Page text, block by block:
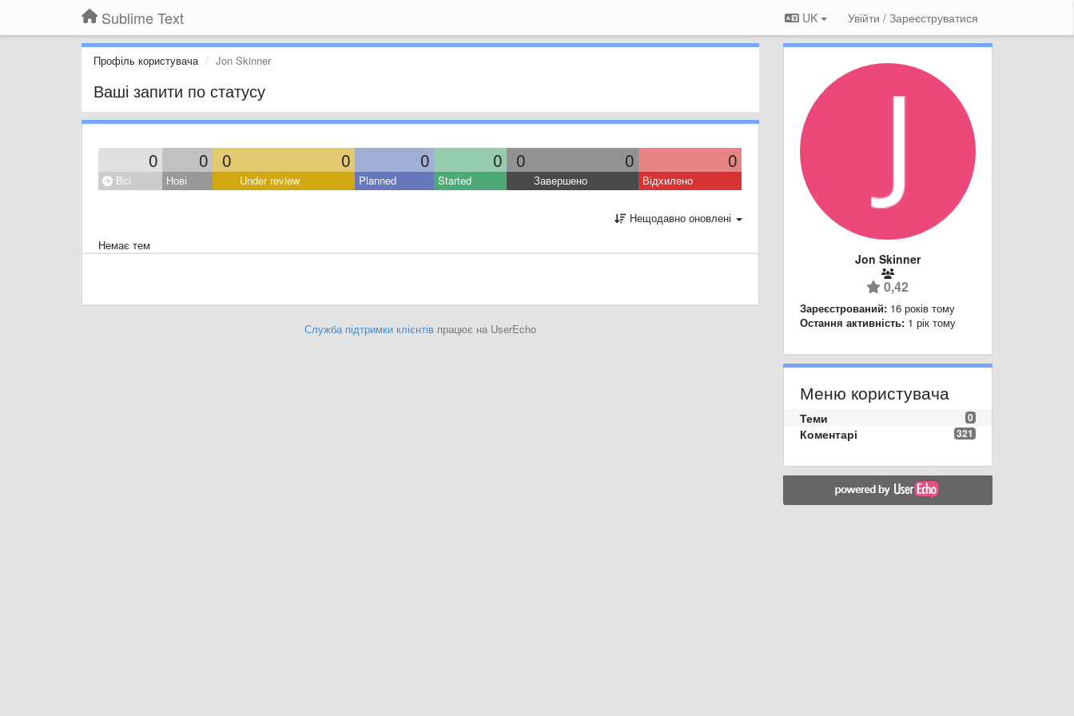
Sublime Text UK Увійти / Зареєструватися
Профіль користувача Jon Skinner
Ваші запити по статусу
0 0 0 0 0 0 0 0 0
Всі Нові Under review Planned Started Завершено Відхилено
Нещодавно оновлені
Немає тем
Служба підтримки клієнтівпрацює на UserEcho
Jon Skinner
0,42
Зареєстрований: 16 років тому
Остання активність: 1 рік тому
Меню користувача
0
Теми
321
Коментарі